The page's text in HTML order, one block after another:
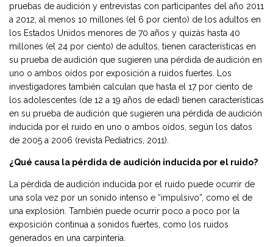
pruebas de audición y entrevistas con participantes del año 2011
a 2012, al menos 10 millones (el 6 por ciento) de los adultos en
los Estados Unidos menores de 70 años y quizás hasta 40
millones (el 24 por ciento) de adultos, tienen características en
su prueba de audición que sugieren una pérdida de audición en
uno o ambos oídos por exposición a ruidos fuertes. Los
investigadores también calculan que hasta el 17 por ciento de
los adolescentes (de 12 a 19 años de edad) tienen características
en su prueba de audición que sugieren una pérdida de audición
inducida por el ruido en uno o ambos oídos, según los datos
de 2005 a 2006 (revista Pediatrics, 2011).
¿Qué causa la pérdida de audición inducida por el ruido?
La pérdida de audición inducida por el ruido puede ocurrir de
una sola vez por un sonido intenso e “impulsivo”, como el de
una explosión. También puede ocurrir poco a poco por la
exposición continua a sonidos fuertes, como los ruidos
generados en una carpintería.